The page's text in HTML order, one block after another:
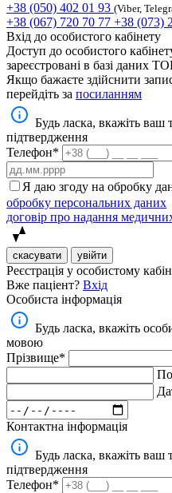
+38 (050) 402 01 93 (Viber,
+38 (067) 720 70 77 +38 (073)
Вхід до особистого кабінету
Доступ до особистого
зареєстровані в базі даних
Якщо бажаєте здійснити
перейдіть за посиланням
Будь ласка, вкажіть
підтвердження
Телефон*
Я даю згоду на обробку
обробку персональних даних
договір про надання
скасувати увійти
Реєстрація у особистому
Вже паціент? Вхід
Особиста інформація
Будь ласка, вкажіть
мовою
Прізвище*
Контактна інформація
Будь ласка, вкажіть
підтвердження
Телефон*